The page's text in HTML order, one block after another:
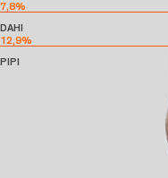
7,8%
DAHI
12,9%
PIPI